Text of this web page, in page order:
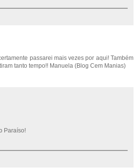
passarei mais vezes por aqui! Também
tanto tempo!! Manuela (Blog Cem Manias)
Paraíso!